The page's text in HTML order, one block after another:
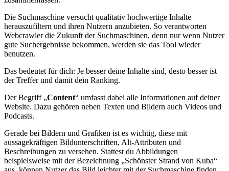
Die Suchmaschine versucht qualitativ hochwertige Inhalte
herauszufiltern und ihren Nutzern anzubieten. So verantworten
Webcrawler die Zukunft der Suchmaschinen, denn nur wenn Nutzer
gute Suchergebnisse bekommen, werden sie das Tool wieder
benutzen.
Das bedeutet für dich: Je besser deine Inhalte sind, desto besser ist
der Treffer und damit dein Ranking.
Der Begriff „Content“ umfasst dabei alle Informationen auf deiner
Website. Dazu gehören neben Texten und Bildern auch Videos und
Podcasts.
Gerade bei Bildern und Grafiken ist es wichtig, diese mit
aussagekräftigen Bildunterschriften, Alt-Attributen und
Beschreibungen zu versehen. Stattest du Abbildungen
beispielsweise mit der Bezeichnung „Schönster Strand von Kuba“